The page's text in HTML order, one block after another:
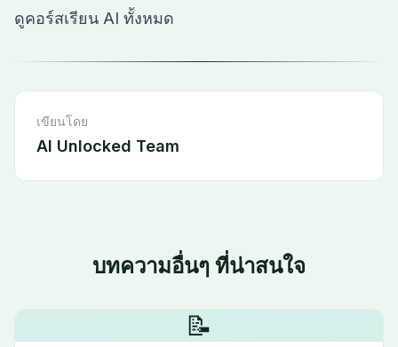
ดูคอร์สเรียน AI ทั้งหมด
เขียนโดย
AI Unlocked Team
บทความอื่นๆ ที่น่าสนใจ
📝